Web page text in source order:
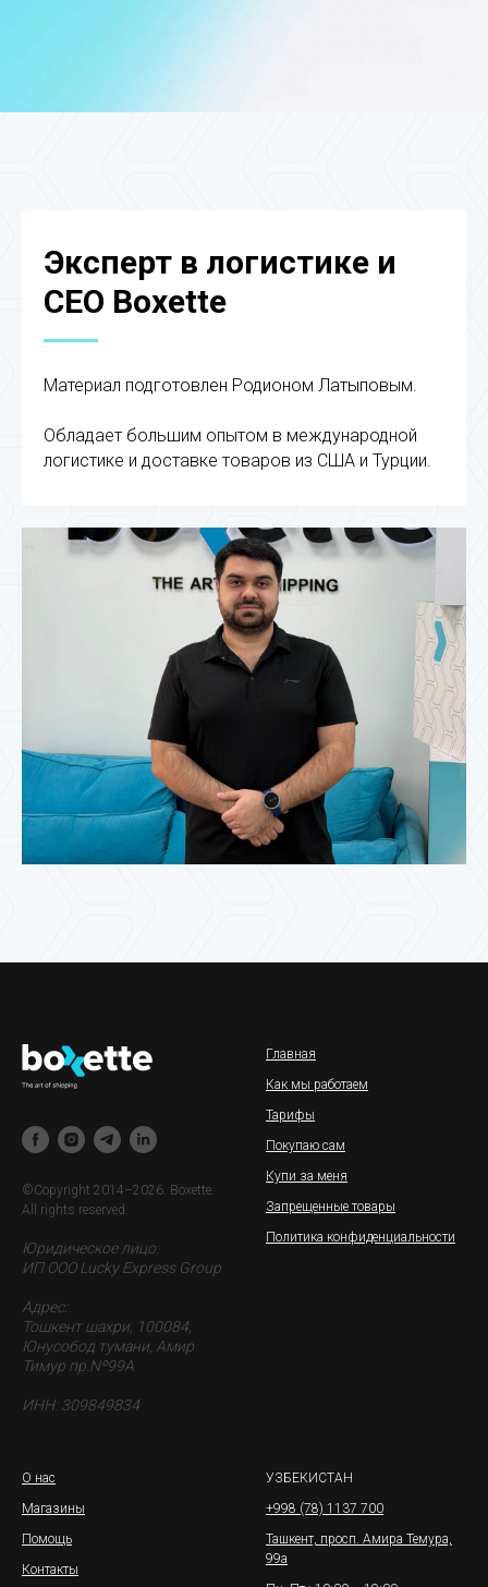
Эксперт в логистике и
CEO Boxette
Материал подготовлен Родионом Латыповым.
Обладает большим опытом в международной
логистике и доставке товаров из США и Турции.
©Copyright 2014–2026. Boxette.
All rights reserved.
Юридическое лицо:
ИП ООО Lucky Express Group
Адрес:
Тошкент шахри, 100084,
Юнусобод тумани, Амир
Тимур пр.Nº99A
ИНН: 309849834
Главная
Как мы работаем
Тарифы
Покупаю сам
Купи за меня
Запрещенные товары
Политика конфиденциальности
О нас
Магазины
Помощь
Контакты
УЗБЕКИСТАН
+998 (78) 1137 700
Ташкент, просп. Амира Темура,
99а